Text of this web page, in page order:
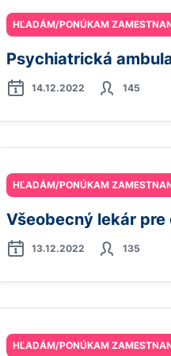
HĽADÁM/PONÚKAM
Psychiatrická
14.12.2022 145
HĽADÁM/PONÚKAM
Všeobecný lekár
13.12.2022 135
HĽADÁM/PONÚKAM